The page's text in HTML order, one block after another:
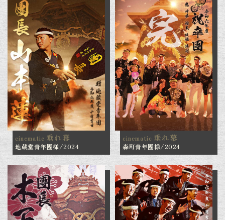
cinematic 垂れ幕
地蔵堂青年團様/2024
cinematic 垂れ幕
森町青年團様/2024